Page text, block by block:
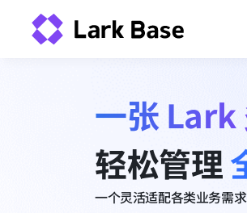
一张 Lark
轻松管理
一个灵活适配各类业务需